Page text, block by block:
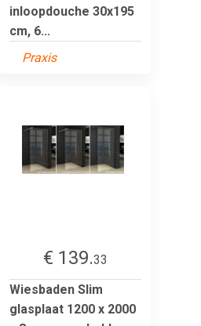
inloopdouche 30x195
cm, 6...
Praxis
€ 139.33
Wiesbaden Slim
glasplaat 1200 x 2000